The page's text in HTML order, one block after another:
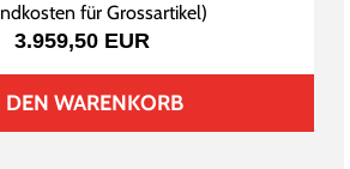
für Grossartikel)
3.959,50 EUR
DEN WARENKORB